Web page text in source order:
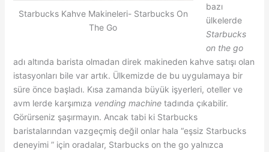
Starbucks Kahve Makineleri- Starbucks On
The Go
bazı
ülkelerde
Starbucks
on the go
adı altında barista olmadan direk makineden kahve satışı olan
istasyonları bile var artık. Ülkemizde de bu uygulamaya bir
süre önce başladı. Kısa zamanda büyük işyerleri, oteller ve
avm lerde karşımıza vending machinetadında çıkabilir.
Görürseniz şaşırmayın. Ancak tabi ki Starbucks
baristalarından vazgeçmiş değil onlar hala “eşsiz Starbucks
deneyimi ” için oradalar, Starbucks on the go yalnızca